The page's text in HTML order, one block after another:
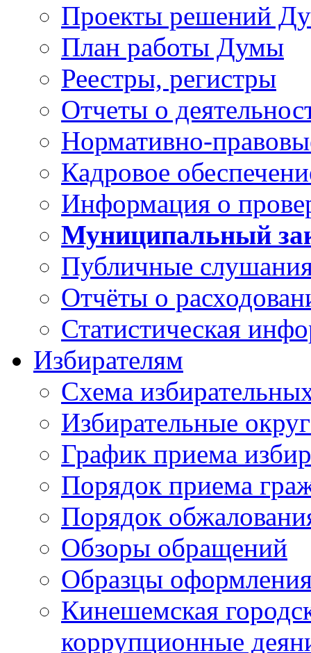
Проекты решений
План работы Думы
Реестры, регистры
Отчеты о
Нормативно-
Кадровое
Информация о
Муниципальный
Публичные
Отчёты о
Статистическая
Избирателям
Схема
Избирательные
График приема
Порядок приема
Порядок
Обзоры обращений
Образцы
Кинешемская
коррупционные